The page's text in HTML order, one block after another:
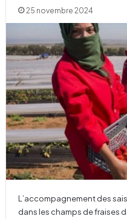
25 novembre 2024
L’accompagnement des
dans les champs de fraises